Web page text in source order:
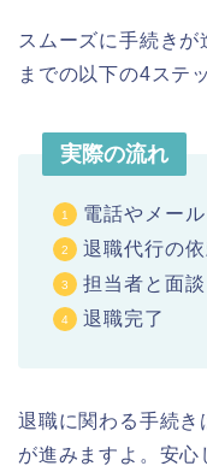
スムーズに手続き
までの以下の4ステ
実際の流れ
電話やメー
退職代行の
担当者と面
退職完了
退職に関わる手続き
が進みますよ。安